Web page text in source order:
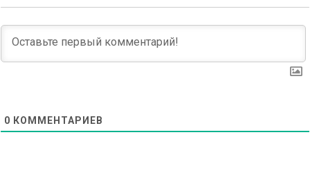
0 КОММЕНТАРИЕВ